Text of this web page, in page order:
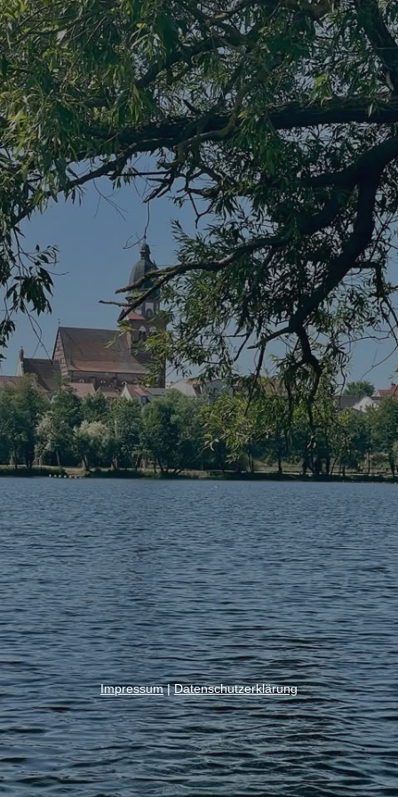
Impressum|Datenschutzerklärung